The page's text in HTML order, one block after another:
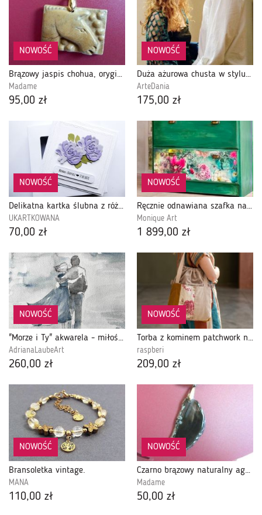
NOWOŚĆ
Brązowy jaspis chohua, oryginalny wisiorek z koniem, uniseks
Madame
95,00 zł
NOWOŚĆ
Duża ażurowa chusta w stylu Carrie Bradshaw
ArteDania
175,00 zł
NOWOŚĆ
Delikatna kartka ślubna z różami handmade
UKARTKOWANA
70,00 zł
NOWOŚĆ
Ręcznie odnawiana szafka na buty z motywem kwiatowym, unikat
Monique Art
1 899,00 zł
NOWOŚĆ
"Morze i Ty" akwarela - miłość, zakochani, nad morzem
AdrianaLaubeArt
260,00 zł
NOWOŚĆ
Torba z kominem patchwork no waste w kwiaty z zaczepami do wózka dziecięcego
raspberi
209,00 zł
NOWOŚĆ
Bransoletka vintage.
MANA
110,00 zł
NOWOŚĆ
Czarno brązowy naturalny agat, nieregularny kamień, wisiorek
Madame
50,00 zł